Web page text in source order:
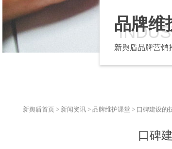
品牌维
新舆盾品牌营销
新舆盾首页 > 新闻资讯 > 品牌维护课堂 > 口碑建设的
口碑